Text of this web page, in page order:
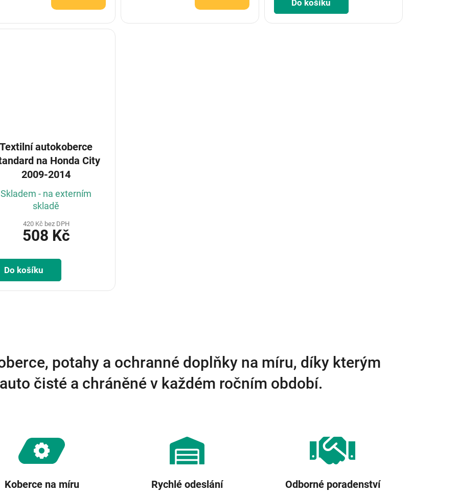
Do košíku
Textilní autokoberce
na Honda City
2009-2014
Skladem - na externím
skladě
420 Kč bez DPH
508 Kč
Do košíku
a
c
í
p
p
i
u
potahy a ochranné doplňky na míru, díky kterým
čisté a chráněné v každém ročním období.
Koberce na míru Rychlé odeslání Odborné poradenství